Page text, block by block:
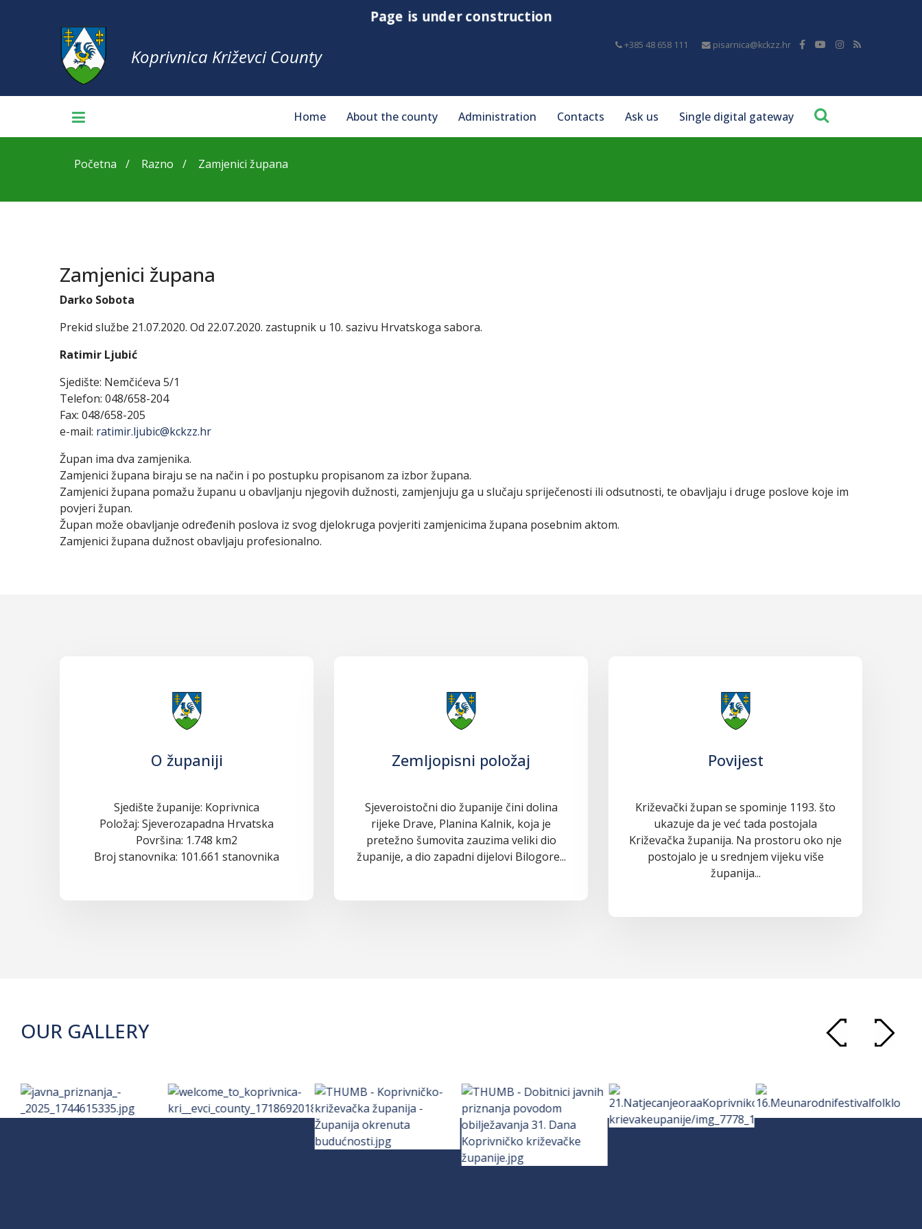
Page is under construction
+385 48 658 111 pisarnica@kckzz.hr
Koprivnica Križevci County
Home About the county Administration Contacts Ask us Single digital gateway
Početna Razno Zamjenici župana
Zamjenici župana
Darko Sobota
Prekid službe 21.07.2020. Od 22.07.2020. zastupnik u 10. sazivu Hrvatskoga sabora.
Ratimir Ljubić
Sjedište: Nemčićeva 5/1
Telefon: 048/658-204
Fax: 048/658-205
e-mail: ratimir.ljubic@kckzz.hr
Župan ima dva zamjenika.
Zamjenici župana biraju se na način i po postupku propisanom za izbor župana.
Zamjenici župana pomažu županu u obavljanju njegovih dužnosti, zamjenjuju ga u slučaju spriječenosti ili odsutnosti, te obavljaju i druge poslove koje im
povjeri župan.
Župan može obavljanje određenih poslova iz svog djelokruga povjeriti zamjenicima župana posebnim aktom.
Zamjenici župana dužnost obavljaju profesionalno.
O županiji
Sjedište županije: Koprivnica
Položaj: Sjeverozapadna Hrvatska
Površina: 1.748 km2
Broj stanovnika: 101.661 stanovnika
Zemljopisni položaj
Sjeveroistočni dio županije čini dolina
rijeke Drave, Planina Kalnik, koja je
pretežno šumovita zauzima veliki dio
županije, a dio zapadni dijelovi Bilogore...
Povijest
Križevački župan se spominje 1193. što
ukazuje da je već tada postojala
Križevačka županija. Na prostoru oko nje
postojalo je u srednjem vijeku više
županija...
OUR GALLERY